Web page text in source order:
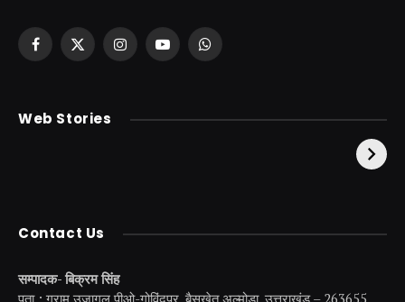
Facebook
X
InstagramYouTubeWhatsApp
Web Stories
केदारनाथ से पहले होती है
उत्तराखंड की एक ऐसी
Contact Us
सम्पादक- बिक्रम सिंह